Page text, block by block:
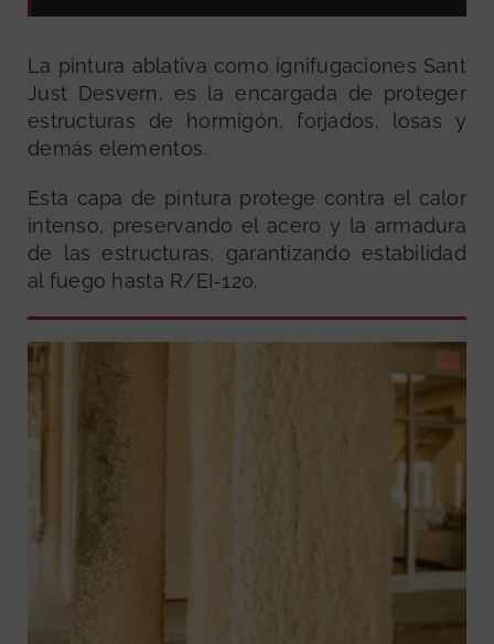
La pintura ablativa como ignifugaciones Sant
Just Desvern, es la encargada de proteger
estructuras de hormigón, forjados, losas y
demás elementos.
Esta capa de pintura protege contra el calor
intenso, preservando el acero y la armadura
de las estructuras, garantizando estabilidad
al fuego hasta R/EI-120.